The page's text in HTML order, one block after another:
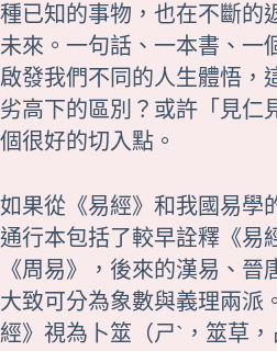
種已知的事物，也在不斷的
未來。一句話、一本書、
啟發我們不同的人生體悟，
劣高下的區別？或許「見仁
個很好的切入點。
如果從《易經》和我國易學
通行本包括了較早詮釋《易
《周易》，後來的漢易、晉
大致可分為象數與義理兩派
經》視為卜筮（ㄕˋ，筮草